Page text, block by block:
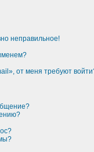
неправильное!
от меня требуют